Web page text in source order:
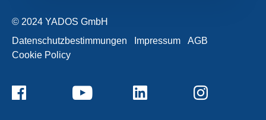
© 2024 YADOS GmbH
Datenschutzbestimmungen
Impressum
AGB
Cookie Policy